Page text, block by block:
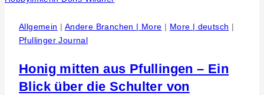
Musik
Allgemein | Andere Branchen | More | More | deutsch |
Pfullinger Journal
Honig mitten aus Pfullingen – Ein
Blick über die Schulter von